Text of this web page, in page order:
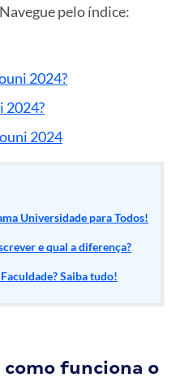
pelo índice:
2024?
2024?
2024
Universidade para Todos!
e qual a diferença?
Saiba tudo!
funciona o